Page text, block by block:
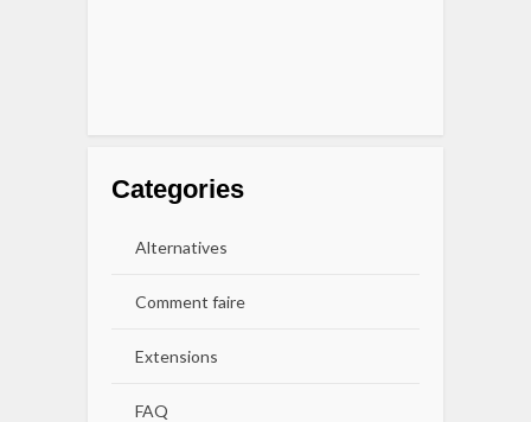
Categories
Alternatives
Comment faire
Extensions
FAQ